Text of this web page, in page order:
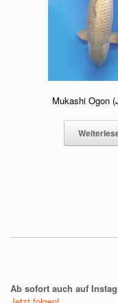
Mukashi Ogon
Ab sofort auch auf